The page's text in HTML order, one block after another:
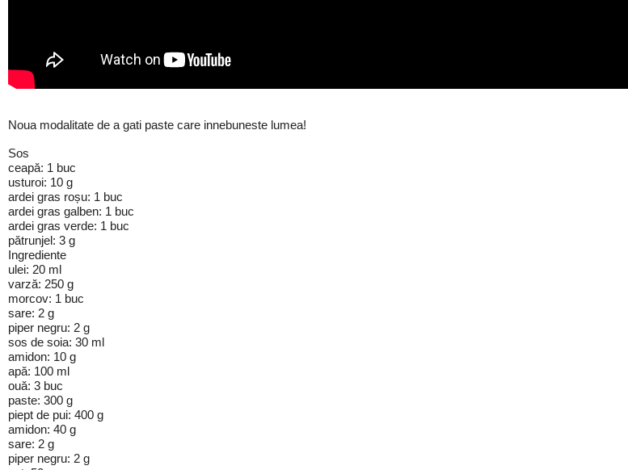
Noua modalitate de a gati paste care innebuneste lumea!
Sos
ceapă: 1 buc
usturoi: 10 g
ardei gras roșu: 1 buc
ardei gras galben: 1 buc
ardei gras verde: 1 buc
pătrunjel: 3 g
Ingrediente
ulei: 20 ml
varză: 250 g
morcov: 1 buc
sare: 2 g
piper negru: 2 g
sos de soia: 30 ml
amidon: 10 g
apă: 100 ml
ouă: 3 buc
paste: 300 g
piept de pui: 400 g
amidon: 40 g
sare: 2 g
piper negru: 2 g